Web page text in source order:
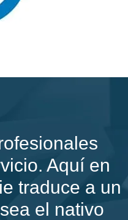
Aquí en
traduce a un
el nativo